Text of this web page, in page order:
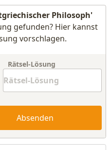
Philosoph'
gefunden? Hier kannst
vorschlagen.
Rätsel-Lösung
Absenden